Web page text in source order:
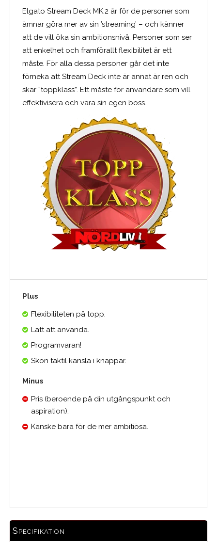
Elgato Stream Deck MK.2 är för de personer som
ämnar göra mer av sin ’streaming’ – och känner
att de vill öka sin ambitionsnivå. Personer som ser
att enkelhet och framförallt flexibilitet är ett
måste. För alla dessa personer går det inte
förneka att Stream Deck inte är annat är ren och
skär ”toppklass”. Ett måste för användare som vill
effektivisera och vara sin egen boss.
Plus
Flexibiliteten på topp.
Lätt att använda.
Programvaran!
Skön taktil känsla i knappar.
Minus
Pris (beroende på din utgångspunkt och
aspiration).
Kanske bara för de mer ambitiösa.
Specifikation